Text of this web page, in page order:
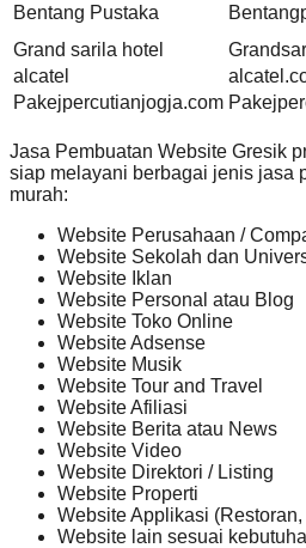
Bentang Pustaka
Grand sarila hotel
alcatel
Pakejpercutianjogja.com
Jasa Pembuatan Website Gresik
siap melayani berbagai jenis jasa
murah:
Website Perusahaan /
Website Sekolah dan
Website Iklan
Website Personal atau Blog
Website Toko Online
Website Adsense
Website Musik
Website Tour and Travel
Website Afiliasi
Website Berita atau News
Website Video
Website Direktori / Listing
Website Properti
Website Applikasi
Website lain sesuai